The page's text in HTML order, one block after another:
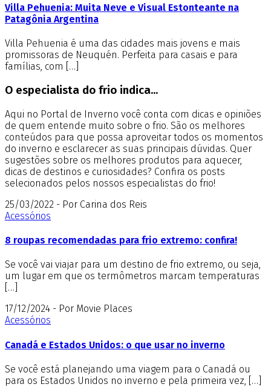
Villa Pehuenia: Muita Neve e Visual Estonteante na
Patagônia Argentina
Villa Pehuenia é uma das cidades mais jovens e mais
promissoras de Neuquén. Perfeita para casais e para
famílias, com […]
O especialista do frio indica...
Aqui no Portal de Inverno você conta com dicas e opiniões
de quem entende muito sobre o frio. São os melhores
conteúdos para que possa aproveitar todos os momentos
do inverno e esclarecer as suas principais dúvidas. Quer
sugestões sobre os melhores produtos para aquecer,
dicas de destinos e curiosidades? Confira os posts
selecionados pelos nossos especialistas do frio!
25/03/2022 - Por Carina dos Reis
Acessórios
8 roupas recomendadas para frio extremo: confira!
Se você vai viajar para um destino de frio extremo, ou seja,
um lugar em que os termômetros marcam temperaturas
[…]
17/12/2024 - Por Movie Places
Acessórios
Canadá e Estados Unidos: o que usar no inverno
Se você está planejando uma viagem para o Canadá ou
para os Estados Unidos no inverno e pela primeira vez, […]